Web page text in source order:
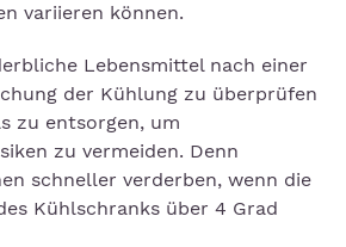
variieren können.
Lebensmittel nach einer
der Kühlung zu überprüfen
zu entsorgen, um
zu vermeiden. Denn
schneller verderben, wenn die
Kühlschranks über 4 Grad